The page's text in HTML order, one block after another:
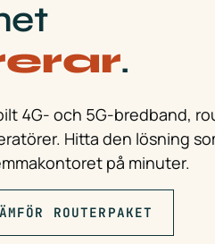
.
4G- och 5G-bredband,
Hitta den lösning
på minuter.
ROUTERPAKET